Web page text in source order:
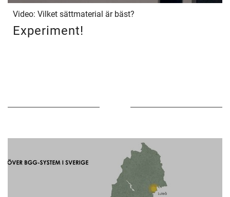
Video: Vilket sättmaterial är bäst?
Experiment!